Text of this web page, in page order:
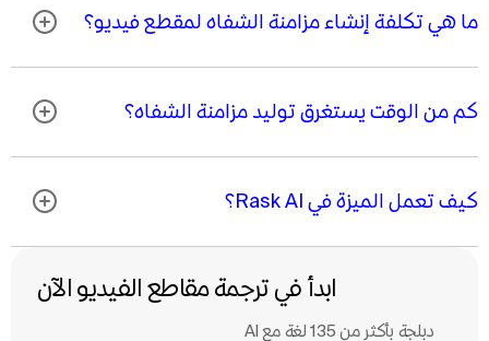
ما هي تكلفة إنشاء مزامنة الشفاه لمقطع فيديو؟
كم من الوقت يستغرق توليد مزامنة الشفاه؟
كيف تعمل الميزة في Rask AI؟
ابدأ في ترجمة مقاطع الفيديو الآن
دبلجة بأكثر من 135 لغة مع Al